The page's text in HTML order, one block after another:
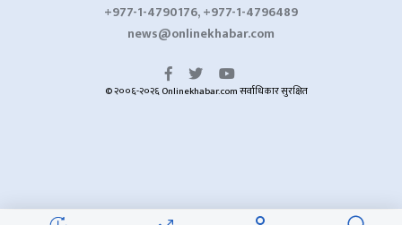
+977-1-4790176, +977-1-4796489
news@onlinekhabar.com
© २००६-२०२६ Onlinekhabar.com सर्वाधिकार सुरक्षित